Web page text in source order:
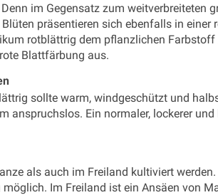
im Gegensatz zum weitverbreiteten
präsentieren sich ebenfalls in einer
rotblättrig dem pflanzlichen
Blattfärbung aus.
sollte warm, windgeschützt und
anspruchslos. Ein normaler, lockerer
als auch im Freiland kultiviert
Im Freiland ist ein Ansäen von